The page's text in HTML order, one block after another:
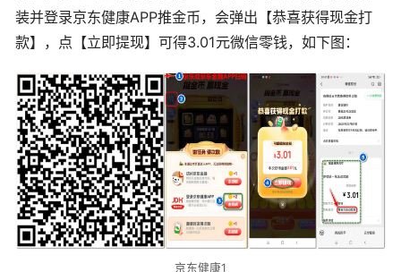
装并登录京东健康APP推金币，会弹出【恭喜获得现金打
款】，点【立即提现】可得3.01元微信零钱，如下图：
京东健康1